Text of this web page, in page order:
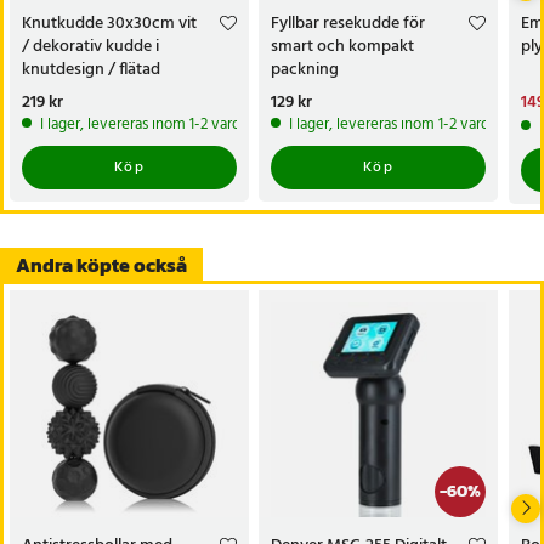
Knutkudde 30x30cm vit
/ dekorativ kudde i
knutdesign / flätad
prydnadskudde / mjuk
soffkudde
Pris:219 kr
219 kr
I lager, levereras inom 1-2 vardagar
Köp
Fyllbar resekudde för
smart och kompakt
packning
Pris:129 kr
129 kr
I lager, levereras inom 1-2 vardagar
Köp
Andra köpte också
-60%